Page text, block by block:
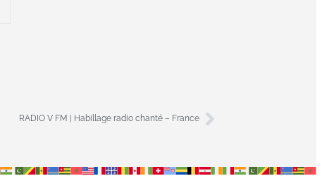
RADIO V FM | Habillage radio chanté – France